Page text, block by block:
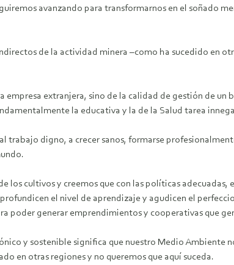
avanzando para transformarnos en el soñado
de la actividad minera –como ha sucedido en
empresa extranjera, sino de la calidad de gestión de
la educativa y la de la Salud tarea
trabajo digno, a crecer sanos, formarse
los cultivos y creemos que con las políticas
el nivel de aprendizaje y agudicen el
poder generar emprendimientos y cooperativas que
y sostenible significa que nuestro Medio
en otras regiones y no queremos que aquí suceda.